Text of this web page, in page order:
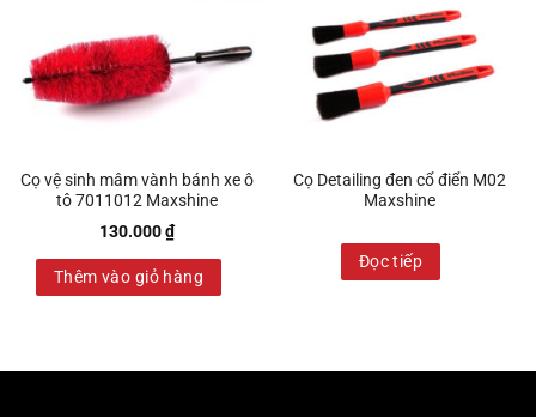
Cọ vệ sinh mâm vành bánh xe ô
tô 7011012 Maxshine
130.000₫
Thêm vào giỏ hàng
Cọ Detailing đen cổ điển M02
Maxshine
Đọc tiếp